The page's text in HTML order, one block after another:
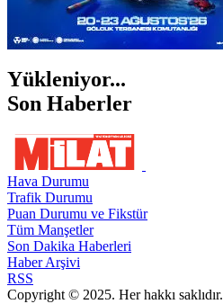
Yükleniyor...
Son Haberler
Hava Durumu
Trafik Durumu
Puan Durumu ve Fikstür
Tüm Manşetler
Son Dakika Haberleri
Haber Arşivi
RSS
Copyright © 2025. Her hakkı saklıdır.